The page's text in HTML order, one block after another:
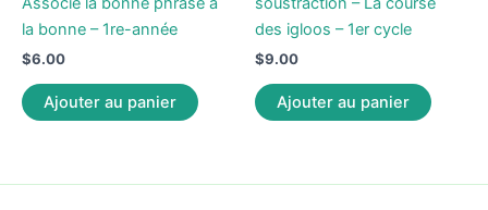
la bonne – 1re-année
$6.00
Ajouter au panier
des igloos – 1er cycle
$9.00
Ajouter au panier